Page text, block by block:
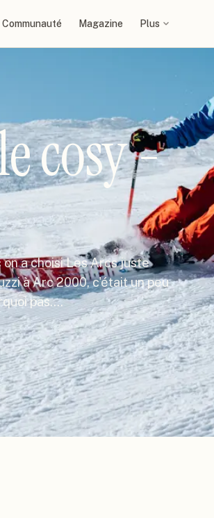
Communauté Magazine Plus
cosy -
a choisi Les Arcs juste
à Arc 2000, c'était un peu
pas.…